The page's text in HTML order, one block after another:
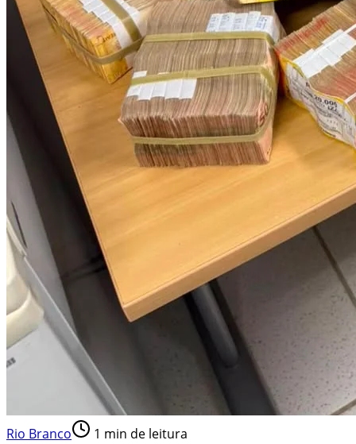
Rio Branco 1 min de leitura